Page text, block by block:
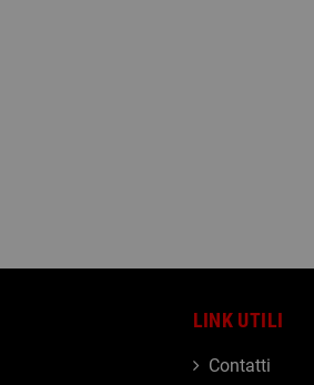
LINK UTILI
Contatti